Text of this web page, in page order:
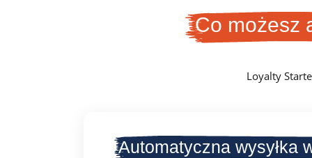
Co możesz
Loyalty
Automatyczna wysyłka